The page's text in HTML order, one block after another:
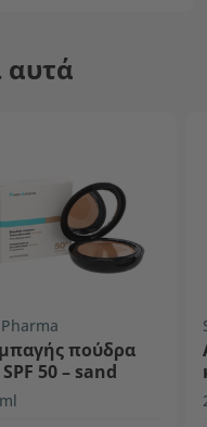
αυτά
πούδρα
50 – sand